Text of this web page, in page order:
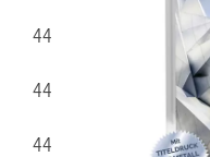
44
44
44